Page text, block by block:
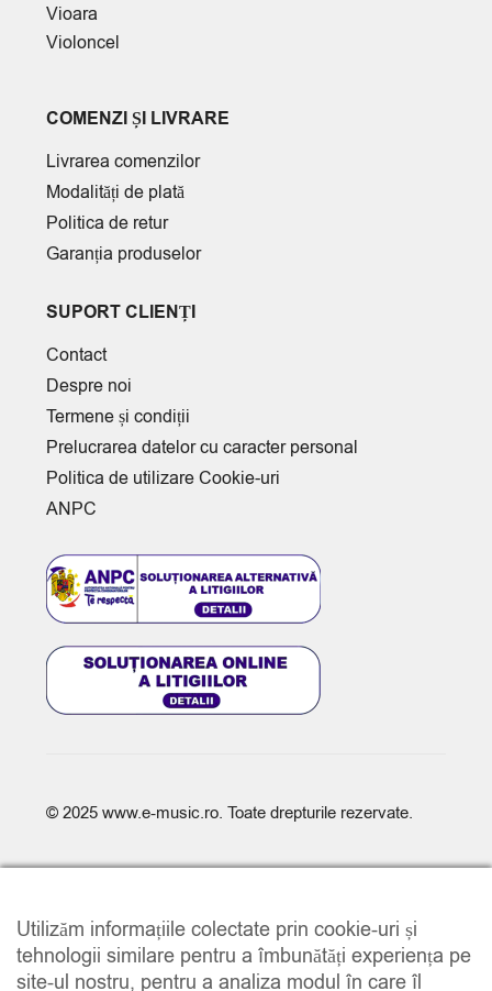
Vioara
Violoncel
COMENZI ȘI LIVRARE
Livrarea comenzilor
Modalități de plată
Politica de retur
Garanția produselor
SUPORT CLIENȚI
Contact
Despre noi
Termene și condiții
Prelucrarea datelor cu caracter personal
Politica de utilizare Cookie-uri
ANPC
© 2025 www.e-music.ro. Toate drepturile rezervate.
Utilizăm informațiile colectate prin cookie-uri și
tehnologii similare pentru a îmbunătăți experiența pe
site-ul nostru, pentru a analiza modul în care îl